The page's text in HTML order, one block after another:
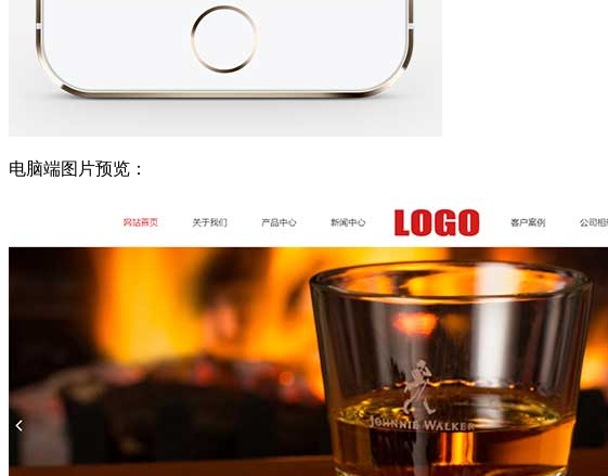
电脑端图片预览：